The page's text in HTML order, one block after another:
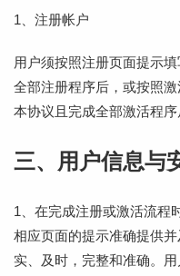
1、注册帐户
用户须按照注册页面提示
全部注册程序后，或按照
本协议且完成全部激活程序
三、用户信息与
1、在完成注册或激活流程
相应页面的提示准确提供
实、及时，完整和准确。